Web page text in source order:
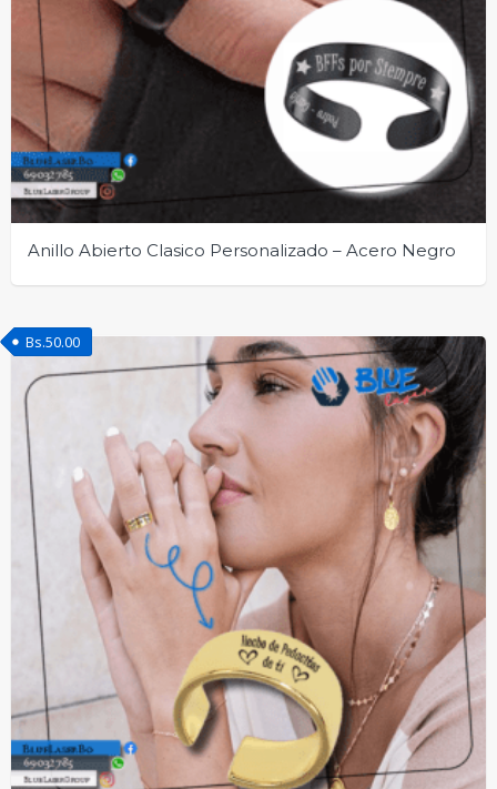
Anillo Abierto Clasico Personalizado – Acero Negro
Bs.50.00